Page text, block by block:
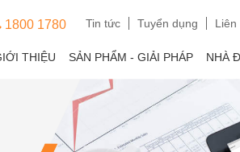
1800 1780 Tin tức Tuyển dụng Liên
THIỆU SẢN PHẨM - GIẢI PHÁP NHÀ